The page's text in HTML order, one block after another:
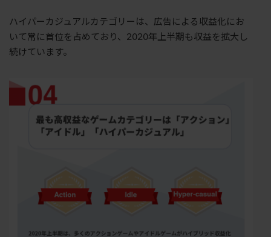
ハイパーカジュアルカテゴリーは、広告による収益化にお
いて常に首位を占めており、2020年上半期も収益を拡大し
続けています。